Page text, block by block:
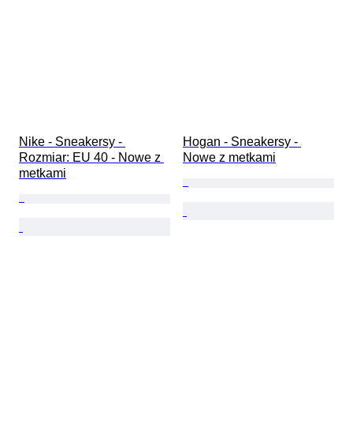
Nike - Sneakersy -
Rozmiar: EU 40 - Nowe z
metkami
Hogan - Sneakersy -
Nowe z metkami